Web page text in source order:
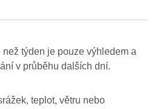
týden je pouze výhledem a
v průběhu dalších dní.
teplot, větru nebo